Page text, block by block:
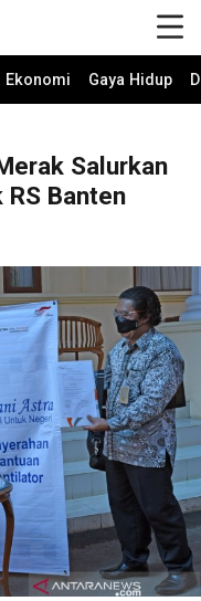
Ekonomi Gaya Hidup
Salurkan
Banten